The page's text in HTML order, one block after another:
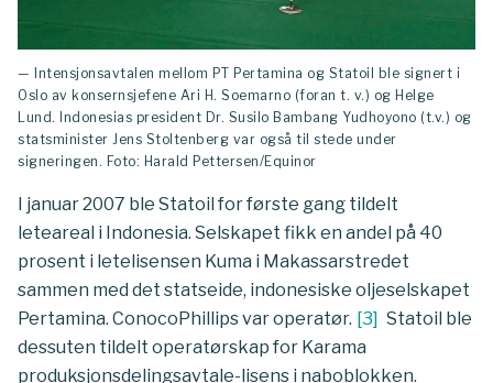
— Intensjonsavtalen mellom PT Pertamina og Statoil ble signert i
Oslo av konsernsjefene Ari H. Soemarno (foran t. v.) og Helge
Lund. Indonesias president Dr. Susilo Bambang Yudhoyono (t.v.) og
statsminister Jens Stoltenberg var også til stede under
signeringen. Foto: Harald Pettersen/Equinor
I januar 2007 ble Statoil for første gang tildelt
leteareal i Indonesia. Selskapet fikk en andel på 40
prosent i letelisensen Kuma i Makassarstredet
sammen med det statseide, indonesiske oljeselskapet
Pertamina. ConocoPhillips var operatør. [3] Statoil ble
dessuten tildelt operatørskap for Karama
produksjonsdelingsavtale-lisens i naboblokken.